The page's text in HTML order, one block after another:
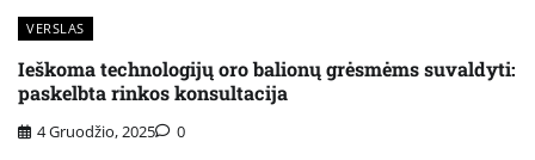
VERSLAS
Ieškoma technologijų oro balionų grėsmėms suvaldyti:
paskelbta rinkos konsultacija
4 Gruodžio, 2025 0